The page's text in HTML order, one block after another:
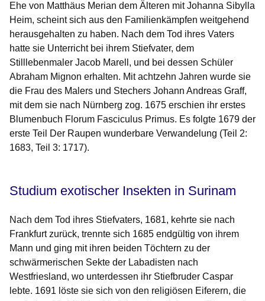
Ehe von Matthäus Merian dem Älteren mit Johanna Sibylla
Heim, scheint sich aus den Familienkämpfen weitgehend
herausgehalten zu haben. Nach dem Tod ihres Vaters
hatte sie Unterricht bei ihrem Stiefvater, dem
Stilllebenmaler Jacob Marell, und bei dessen Schüler
Abraham Mignon erhalten. Mit achtzehn Jahren wurde sie
die Frau des Malers und Stechers Johann Andreas Graff,
mit dem sie nach Nürnberg zog. 1675 erschien ihr erstes
Blumenbuch Florum Fasciculus Primus. Es folgte 1679 der
erste Teil
Der Raupen wunderbare Verwandelung (Teil 2:
1683, Teil 3: 1717).
Studium exotischer Insekten in Surinam
Nach dem Tod ihres Stiefvaters, 1681, kehrte sie nach
Frankfurt zurück, trennte sich 1685 endgültig von ihrem
Mann und ging mit ihren beiden Töchtern zu der
schwärmerischen Sekte der Labadisten nach
Westfriesland, wo unterdessen ihr Stiefbruder Caspar
lebte. 1691 löste sie sich von den religiösen Eiferern, die